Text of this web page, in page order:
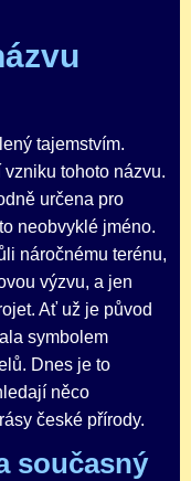
tajemstvím.
tohoto názvu.
určena pro
neobvyklé jméno.
náročnému terénu,
výzvu, a jen
Ať už je původ
symbolem
Dnes je to
něco
české přírody.
současný